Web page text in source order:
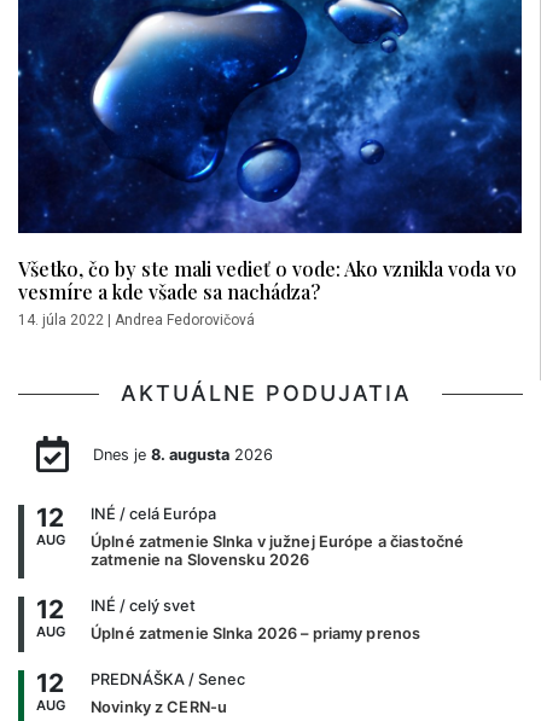
Všetko, čo by ste mali vedieť o vode: Ako vznikla voda vo
vesmíre a kde všade sa nachádza?
14. júla 2022 | Andrea Fedorovičová
AKTUÁLNE PODUJATIA
Dnes je 8. augusta2026
12
AUG
INÉ / celá Európa
Úplné zatmenie Slnka v južnej Európe a čiastočné
zatmenie na Slovensku 2026
12
AUG
INÉ / celý svet
Úplné zatmenie Slnka 2026 – priamy prenos
12
AUG
PREDNÁŠKA / Senec
Novinky z CERN-u